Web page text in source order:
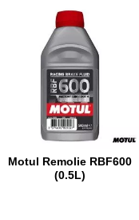
In winkelwagen
Motul Remolie RBF600
(0.5L)